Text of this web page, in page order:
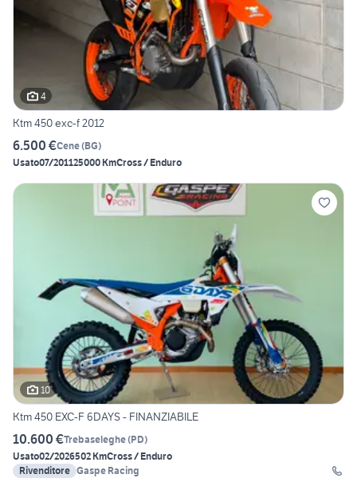
4
Ktm 450 exc-f 2012
6.500 €Cene(BG)
Usato07/201125000 KmCross / Enduro
10
Ktm 450 EXC-F 6DAYS - FINANZIABILE
10.600 €Trebaseleghe(PD)
Usato02/2026502 KmCross / Enduro
Rivenditore Gaspe Racing